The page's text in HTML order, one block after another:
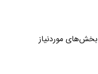
بخش‌های موردنیاز